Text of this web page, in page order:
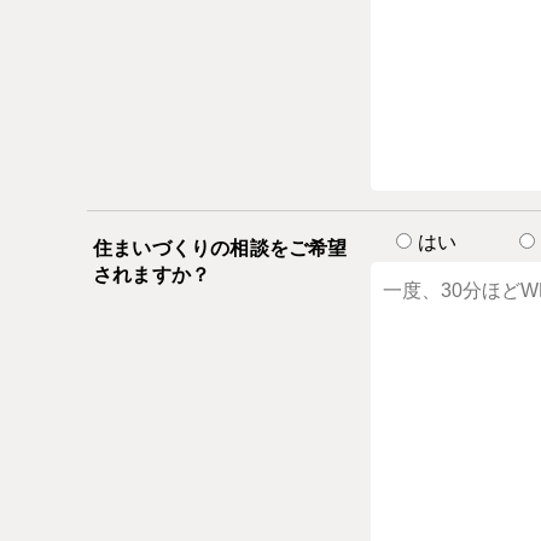
住まいづくりの相談をご希望
されますか？
はい